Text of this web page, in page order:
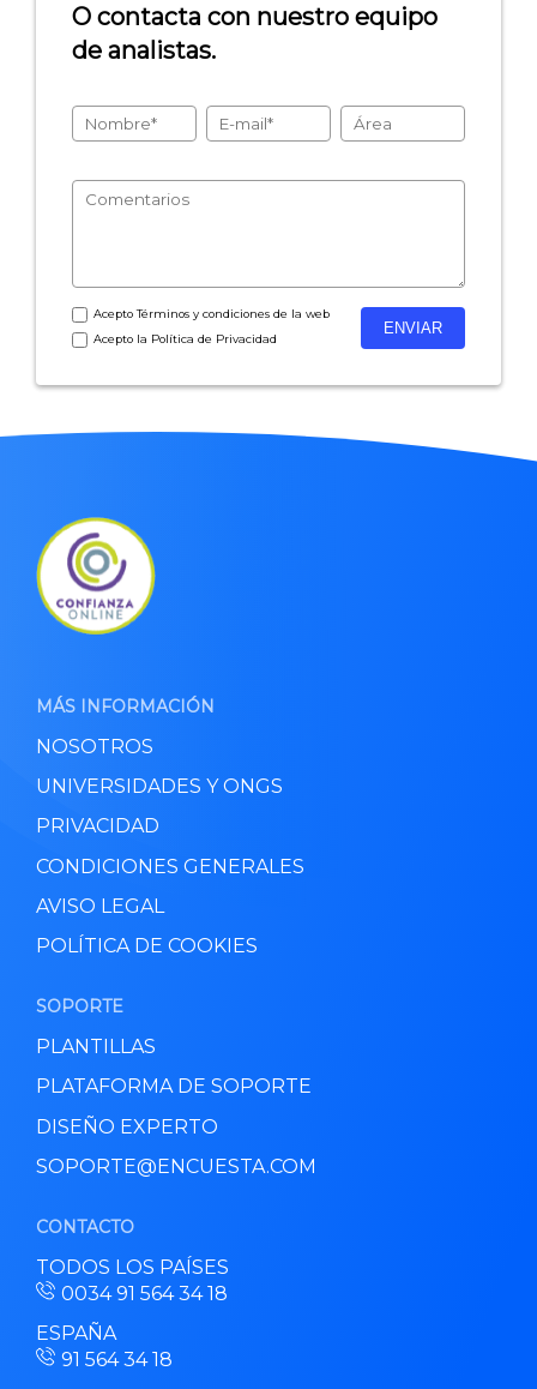
O contacta con nuestro equipo
de analistas.
AceptoTérminos y condicionesde la web
Acepto la Política de Privacidad
MÁS INFORMACIÓN
NOSOTROS
UNIVERSIDADES Y ONGS
PRIVACIDAD
CONDICIONES GENERALES
AVISO LEGAL
POLÍTICA DE COOKIES
SOPORTE
PLANTILLAS
PLATAFORMA DE SOPORTE
DISEÑO EXPERTO
SOPORTE@ENCUESTA.COM
CONTACTO
TODOS LOS PAÍSES
0034 91 564 34 18
ESPAÑA
91 564 34 18